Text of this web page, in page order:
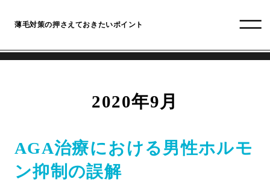
薄毛対策の押さえておきたいポイント
2020年9月
AGA治療における男性ホルモ
ン抑制の誤解